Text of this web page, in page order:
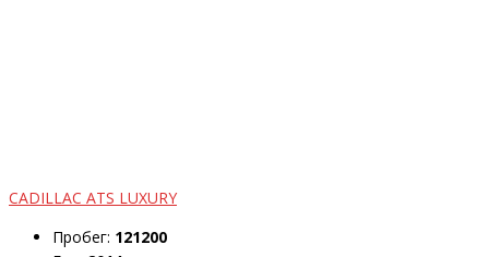
CADILLAC ATS LUXURY
Пробег: 121200